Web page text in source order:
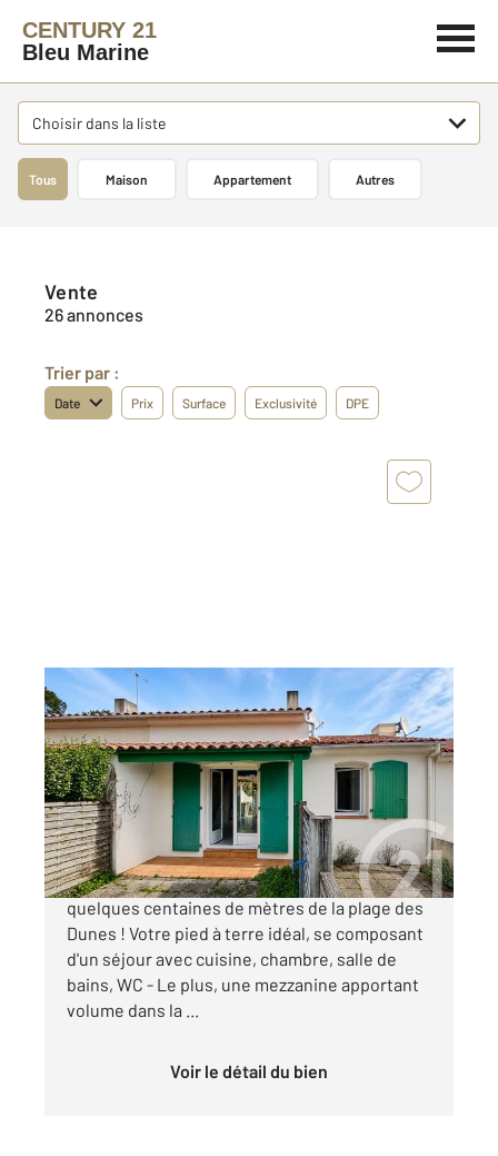
CENTURY 21
Bleu Marine
Choisir dans la liste
Tous Maison Appartement Autres
Vente
26 annonces
Trier par :
Date Prix Surface Exclusivité DPE
BRETIGNOLLES SUR MER 85
50,44 m2, 3 pièces
Ref : 7816
Maison à vendre
224 600 €
BRETIGNOLLES SUR MER - LES DUNES - A
quelques centaines de mètres de la plage des
Dunes ! Votre pied à terre idéal, se composant
d'un séjour avec cuisine, chambre, salle de
bains, WC - Le plus, une mezzanine apportant
volume dans la ...
Voir le détail du bien